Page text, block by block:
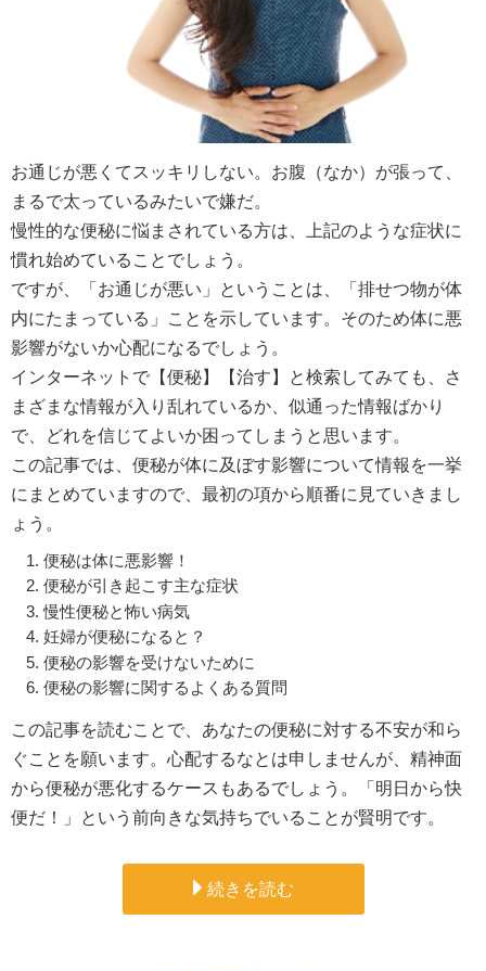
お通じが悪くてスッキリしない。お腹（なか）が張って、
まるで太っているみたいで嫌だ。
慢性的な便秘に悩まされている方は、上記のような症状に
慣れ始めていることでしょう。
ですが、「お通じが悪い」ということは、「排せつ物が体
内にたまっている」ことを示しています。そのため体に悪
影響がないか心配になるでしょう。
インターネットで【便秘】【治す】と検索してみても、さ
まざまな情報が入り乱れているか、似通った情報ばかり
で、どれを信じてよいか困ってしまうと思います。
この記事では、便秘が体に及ぼす影響について情報を一挙
にまとめていますので、最初の項から順番に見ていきまし
ょう。
便秘は体に悪影響！
便秘が引き起こす主な症状
慢性便秘と怖い病気
妊婦が便秘になると？
便秘の影響を受けないために
便秘の影響に関するよくある質問
この記事を読むことで、あなたの便秘に対する不安が和ら
ぐことを願います。心配するなとは申しませんが、精神面
から便秘が悪化するケースもあるでしょう。「明日から快
便だ！」という前向きな気持ちでいることが賢明です。
続きを読む